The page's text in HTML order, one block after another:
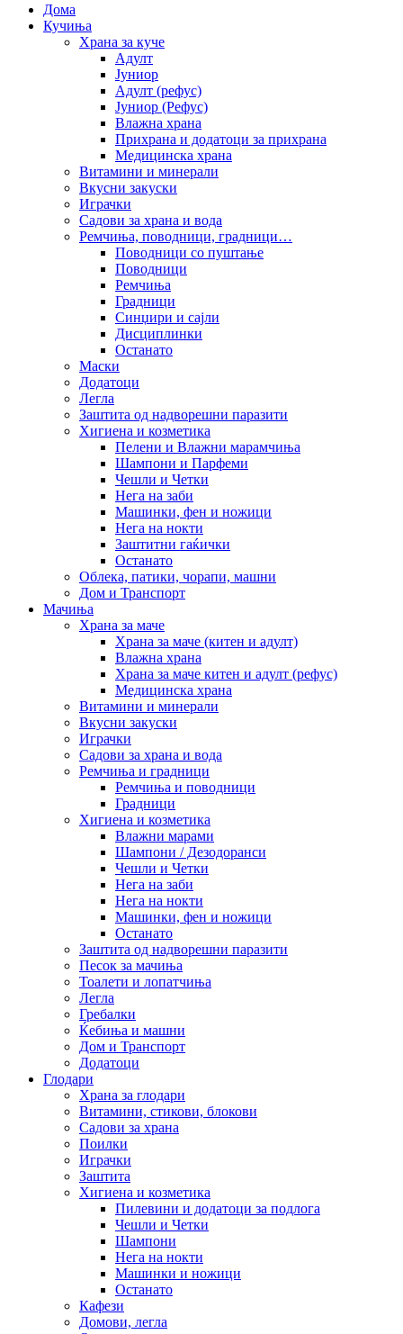
Дома
Кучиња
Храна за куче
Адулт
Јуниор
Адулт (рефус)
Јуниор (Рефус)
Влажна храна
Прихрана и додатоци за прихрана
Медицинска храна
Витамини и минерали
Вкусни закуски
Играчки
Садови за храна и вода
Ремчиња, поводници, градници…
Поводници со пуштање
Поводници
Ремчиња
Градници
Синџири и сајли
Дисциплинки
Останато
Маски
Додатоци
Легла
Заштита од надворешни паразити
Хигиена и козметика
Пелени и Влажни марамчиња
Шампони и Парфеми
Чешли и Четки
Нега на заби
Машинки, фен и ножици
Нега на нокти
Заштитни гаќички
Останато
Облека, патики, чорапи, машни
Дом и Транспорт
Мачиња
Храна за маче
Храна за маче (китен и адулт)
Влажна храна
Храна за маче китен и адулт (рефус)
Медицинска храна
Витамини и минерали
Вкусни закуски
Играчки
Садови за храна и вода
Ремчиња и градници
Ремчиња и поводници
Градници
Хигиена и козметика
Влажни марами
Шампони / Дезодоранси
Чешли и Четки
Нега на заби
Нега на нокти
Машинки, фен и ножици
Останато
Заштита од надворешни паразити
Песок за мачиња
Тоалети и лопатчиња
Легла
Гребалки
Ќебиња и машни
Дом и Транспорт
Додатоци
Глодари
Храна за глодари
Витамини, стикови, блокови
Садови за храна
Поилки
Играчки
Заштита
Хигиена и козметика
Пилевини и додатоци за подлога
Чешли и Четки
Шампони
Нега на нокти
Машинки и ножици
Останато
Кафези
Домови, легла